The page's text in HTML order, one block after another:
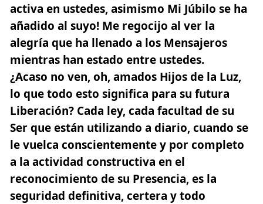
activa en ustedes, asimismo Mi Júbilo se ha
añadido al suyo! Me regocijo al ver la
alegría que ha llenado a los Mensajeros
mientras han estado entre ustedes.
¿Acaso no ven, oh, amados Hijos de la Luz,
lo que todo esto significa para su futura
Liberación? Cada ley, cada facultad de su
Ser que están utilizando a diario, cuando se
le vuelca conscientemente y por completo
a la actividad constructiva en el
reconocimiento de su Presencia, es la
seguridad definitiva, certera y todo